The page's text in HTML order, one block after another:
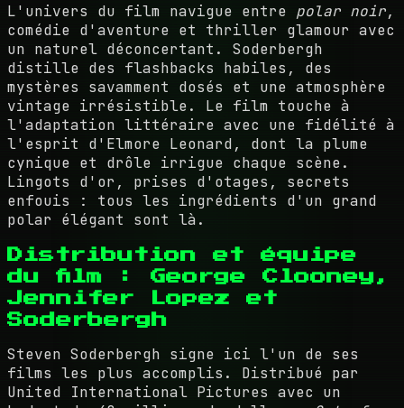
L'univers du film navigue entre polar noir,
comédie d'aventure et thriller glamour avec
un naturel déconcertant. Soderbergh
distille des flashbacks habiles, des
mystères savamment dosés et une atmosphère
vintage irrésistible. Le film touche à
l'adaptation littéraire avec une fidélité à
l'esprit d'Elmore Leonard, dont la plume
cynique et drôle irrigue chaque scène.
Lingots d'or, prises d'otages, secrets
enfouis : tous les ingrédients d'un grand
polar élégant sont là.
Distribution et équipe
du film : George Clooney,
Jennifer Lopez et
Soderbergh
Steven Soderbergh signe ici l'un de ses
films les plus accomplis. Distribué par
United International Pictures avec un